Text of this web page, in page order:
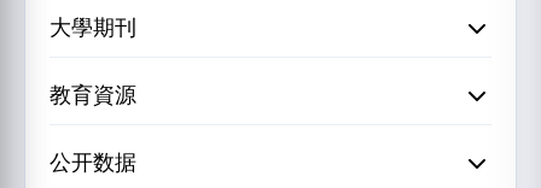
大學期刊
教育資源
公开数据